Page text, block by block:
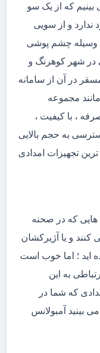
که از یک سو
و از سویی
وسیله چشم پوشی
در شهر کوهرنگ و
در آن از سامانه
مجموعه
، با کیفیت ،
به حجم بالایی
تجهیزات امدادی
هایی که در صحنه
و یا آژیرکشان
اید ؛ اما خوب است
به این
که شما در
بینید آمبولانس